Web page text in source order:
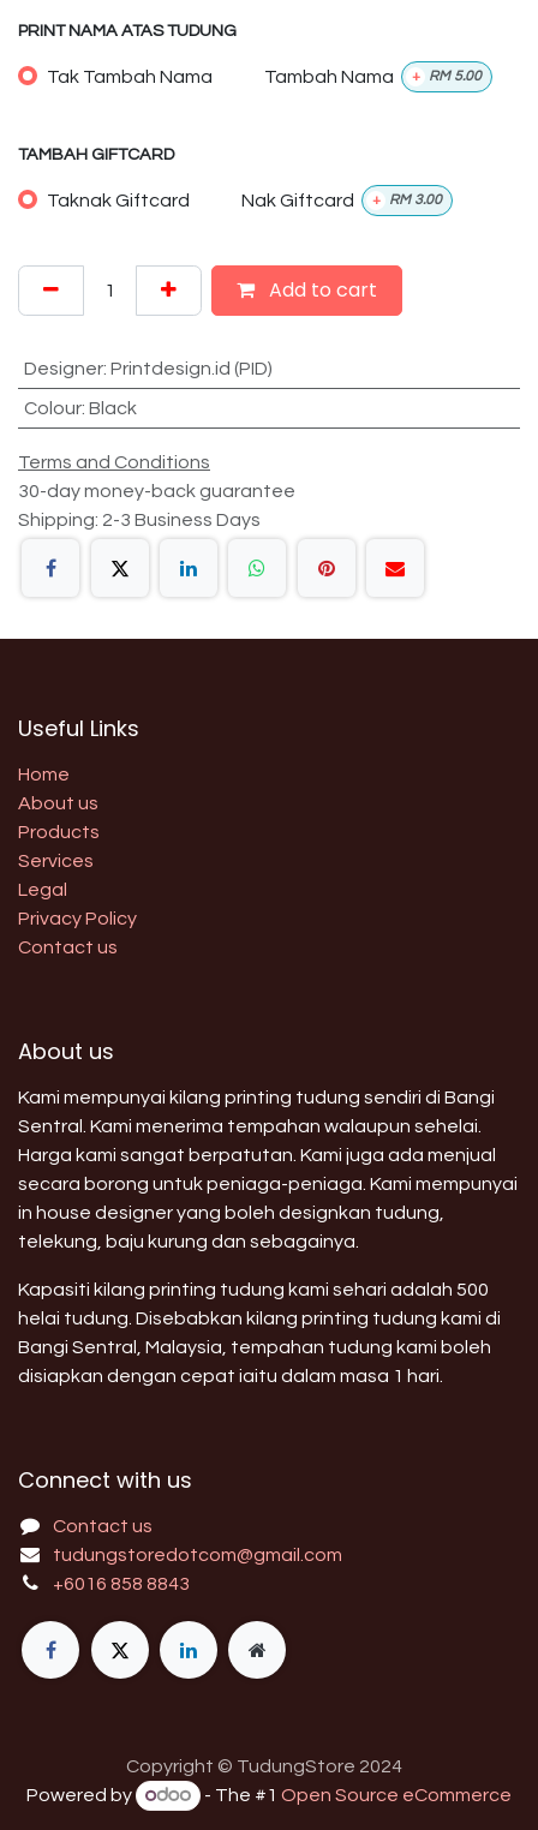
PRINT NAMA ATAS TUDUNG
Tak Tambah Nama Tambah Nama + RM 5.00
TAMBAH GIFTCARD
Taknak Giftcard Nak Giftcard + RM 3.00
Add to cart
Designer: Printdesign.id (PID)
Colour: Black
Terms and Conditions
30-day money-back guarantee
Shipping: 2-3 Business Days
Useful Links
Home
About us
Products
Services
Legal
Privacy Policy
Contact us
About us
Kami mempunyai kilang printing tudung sendiri di Bangi
Sentral. Kami menerima tempahan walaupun sehelai.
Harga kami sangat berpatutan. Kami juga ada menjual
secara borong untuk peniaga-peniaga. Kami mempunyai
in house designer yang boleh designkan tudung,
telekung, baju kurung dan sebagainya.
Kapasiti kilang printing tudung kami sehari adalah 500
helai tudung. Disebabkan kilang printing tudung kami di
Bangi Sentral, Malaysia, tempahan tudung kami boleh
disiapkan dengan cepat iaitu dalam masa 1 hari.
Connect with us
Contact us
tudungstoredotcom@gmail.com
+6016 858 8843
Copyright © TudungStore 2024
Powered by
- The #1Open Source eCommerce